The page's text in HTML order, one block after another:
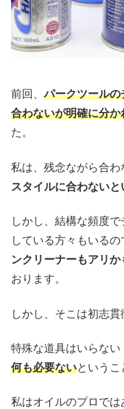
前回、パークツール
合わないが明確に分か
た。
私は、残念ながら合わ
スタイルに合わないと
しかし、結構な頻度
している方々もいるの
ンクリーナーもアリか
おります。
しかし、そこは初志貫
特殊な道具はいらない
何も必要ないというこ
私はオイルのプロで